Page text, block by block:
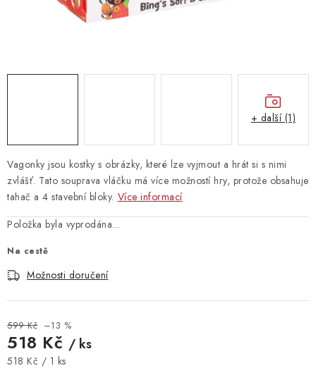
Vrácení zboží
Vagonky jsou kostky s obrázky, které lze vyjmout a hrát si s nimi
zvlášť. Tato souprava vláčku má více možností hry, protože obsahuje
tahač a 4 stavební bloky. Více informací
Položka byla vyprodána…
Na cestě
Možnosti doručení
599 Kč –13 %
518 Kč / ks
Měrná cena:
518 Kč / 1 ks
+ další (1)